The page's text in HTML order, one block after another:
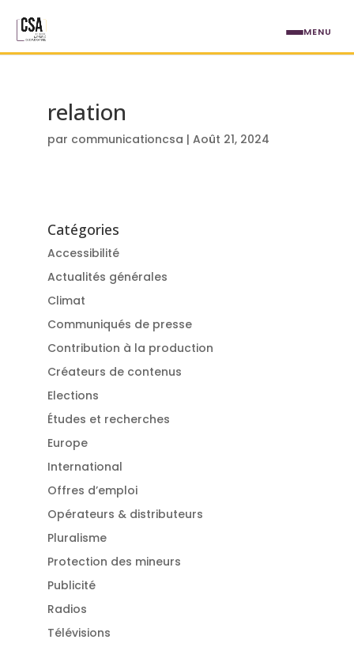
relation
par communicationcsa | Août 21, 2024
Catégories
Accessibilité
Actualités générales
Climat
Communiqués de presse
Contribution à la production
Créateurs de contenus
Elections
Études et recherches
Europe
International
Offres d’emploi
Opérateurs & distributeurs
Pluralisme
Protection des mineurs
Publicité
Radios
Télévisions
MENU